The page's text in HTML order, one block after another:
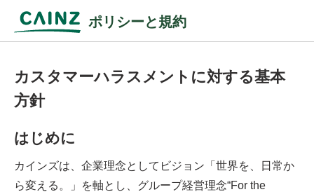
ポリシーと規約
カスタマーハラスメントに対する基本
方針
はじめに
カインズは、企業理念としてビジョン「世界を、日常か
ら変える。」を軸とし、グループ経営理念“For the